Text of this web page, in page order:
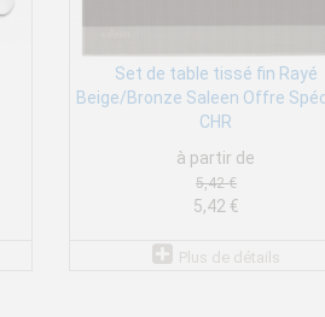
Set de table tissé fin Rayé
Beige/Bronze Saleen Offre
CHR
à partir de
5,42 €
5,42 €
Plus de détails